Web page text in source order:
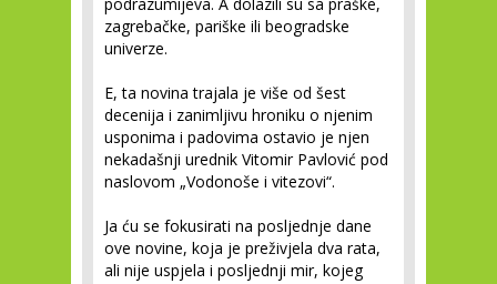
zagrebačke, pariške ili beogradske
univerze.
E, ta novina trajala je više od šest
decenija i zanimljivu hroniku o njenim
usponima i padovima ostavio je njen
nekadašnji urednik Vitomir Pavlović pod
naslovom „Vodonoše i vitezovi“.
Ja ću se fokusirati na posljednje dane
ove novine, koja je preživjela dva rata,
ali nije uspjela i posljednji mir, kojeg